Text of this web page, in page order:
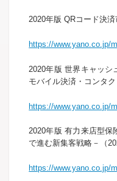
2020年版 QRコード決済
https://www.yano.co.jp/
2020年版 世界キャッシ
モバイル決済・コンタ
https://www.yano.co.jp/
2020年版 有力来店型保
で進む新集客戦略－（
https://www.yano.co.jp/